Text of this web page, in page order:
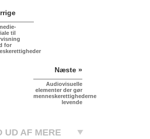
til
for
Næste »
Audiovisuelle
elementer der gør
menneskerettighederne
levende
UD AF MERE